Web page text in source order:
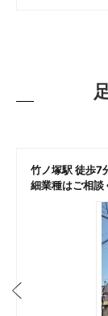
竹ノ塚駅 徒歩7
細業種はご相